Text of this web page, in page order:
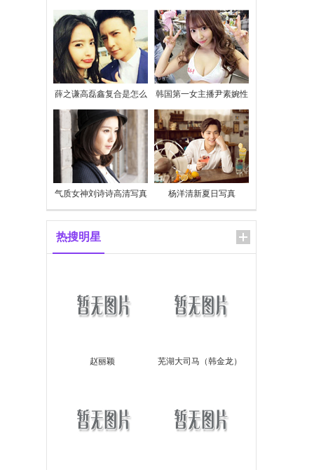
议
价
薛之谦高磊鑫复合是怎么
回事
韩国第一女主播尹素婉性
感私照
气质女神刘诗诗高清写真 杨洋清新夏日写真
热搜明星
赵丽颖 芜湖大司马（韩金龙）